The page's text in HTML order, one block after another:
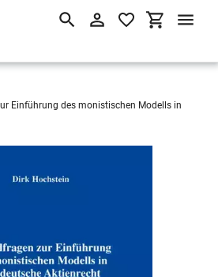
SuchenEinloggen
Einführung des monistischen Modells in